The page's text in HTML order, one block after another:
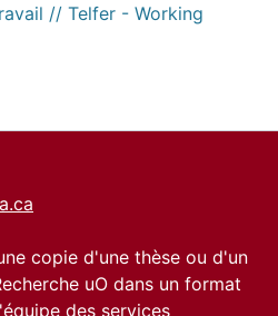
// Telfer - Working
copie d'une thèse ou d'un
uO dans un format
des services